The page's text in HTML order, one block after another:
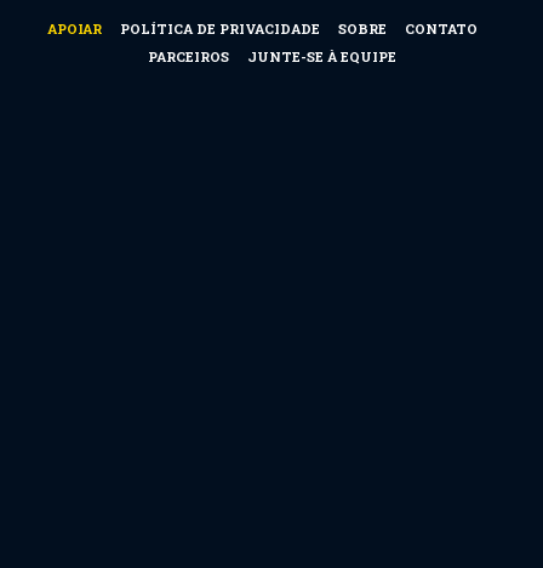
APOIAR POLÍTICA DE PRIVACIDADE SOBRE
CONTATO
PARCEIROS
JUNTE-SE À EQUIPE